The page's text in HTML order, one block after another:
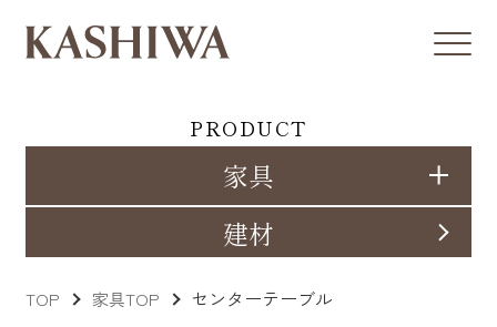
PRODUCT
家具
建材
TOP 家具TOP センターテーブル